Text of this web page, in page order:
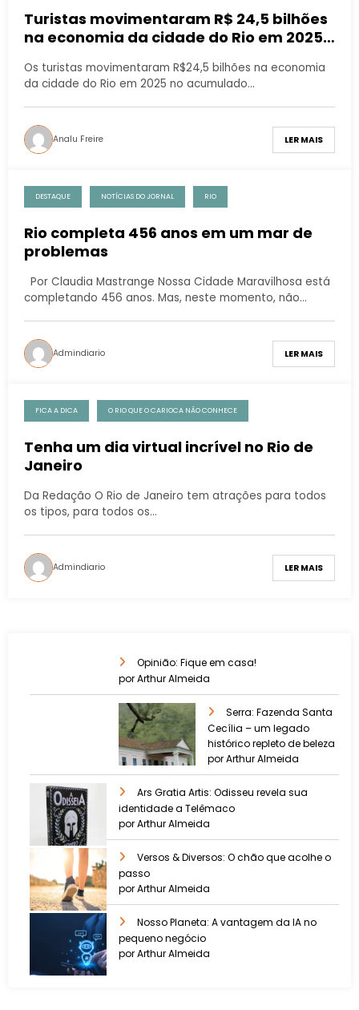
Turistas movimentaram R$ 24,5 bilhões
na economia da cidade do Rio em 2025,
Os turistas movimentaram R$24,5 bilhões na economia
da cidade do Rio em 2025 no acumulado…
Analu Freire LER MAIS
DESTAQUE NOTÍCIAS DO JORNAL RIO
Rio completa 456 anos em um mar de
problemas
Por Claudia Mastrange Nossa Cidade Maravilhosa está
completando 456 anos. Mas, neste momento, não…
Admindiario LER MAIS
FICA A DICA O RIO QUE O CARIOCA NÃO CONHECE
Tenha um dia virtual incrível no Rio de
Janeiro
Da Redação O Rio de Janeiro tem atrações para todos
os tipos, para todos os…
Admindiario LER MAIS
Opinião: Fique em casa!
por Arthur Almeida
Serra: Fazenda Santa
Cecília – um legado
histórico repleto de beleza
por Arthur Almeida
Ars Gratia Artis: Odisseu revela sua
identidade a Telêmaco
por Arthur Almeida
Versos & Diversos: O chão que acolhe o
passo
por Arthur Almeida
Nosso Planeta: A vantagem da IA no
pequeno negócio
por Arthur Almeida